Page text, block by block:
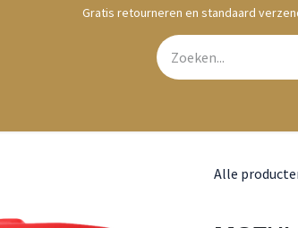
Gratis retourneren en standaard
Alle